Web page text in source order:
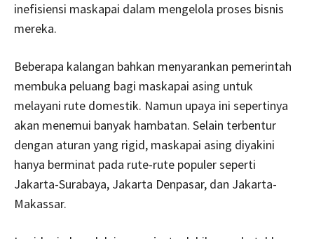
inefisiensi maskapai dalam mengelola proses bisnis
mereka.
Beberapa kalangan bahkan menyarankan pemerintah
membuka peluang bagi maskapai asing untuk
melayani rute domestik. Namun upaya ini sepertinya
akan menemui banyak hambatan. Selain terbentur
dengan aturan yang rigid, maskapai asing diyakini
hanya berminat pada rute-rute populer seperti
Jakarta-Surabaya, Jakarta Denpasar, dan Jakarta-
Makassar.